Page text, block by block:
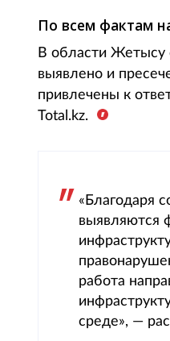
По всем фактам
В области Жетысу
выявлено и
привлечены к
Total.kz.
«Благодаря
выявляются
работа
среде», —